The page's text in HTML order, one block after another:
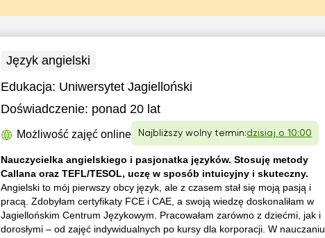
Język angielski
Edukacja: Uniwersytet Jagielloński
Doświadczenie: ponad 20 lat
Możliwość zajęć online Najbliższy wolny termin:dzisiaj o 10:00
Nauczycielka angielskiego i pasjonatka języków. Stosuję metody
Callana oraz TEFL/TESOL, uczę w sposób intuicyjny i skuteczny.
Angielski to mój pierwszy obcy język, ale z czasem stał się moją pasją i
pracą. Zdobyłam certyfikaty FCE i CAE, a swoją wiedzę doskonaliłam w
Jagiellońskim Centrum Językowym. Pracowałam zarówno z dziećmi, jak i
dorosłymi – od zajęć indywidualnych po kursy dla korporacji. W nauczaniu